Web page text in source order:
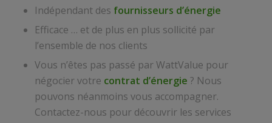
Indépendant des fournisseurs d’énergie
Efficace … et de plus en plus sollicité par
l’ensemble de nos clients
Vous n’êtes pas passé par WattValue pour
négocier votre contrat d’énergie ? Nous
pouvons néanmoins vous accompagner.
Contactez-nous pour découvrir les services